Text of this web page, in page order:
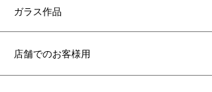
ガラス作品
店舗でのお客様用